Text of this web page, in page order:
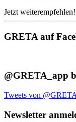
Jetzt weiterempfehlen!
GRETA auf
@GRETA_app
Tweets von
Newsletter